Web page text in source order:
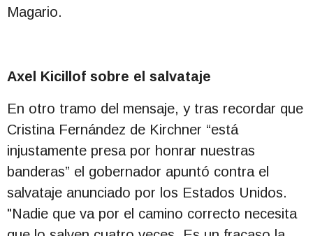
Magario.
Axel Kicillof sobre el salvataje
En otro tramo del mensaje, y tras recordar que
Cristina Fernández de Kirchner “está
injustamente presa por honrar nuestras
banderas” el gobernador apuntó contra el
salvataje anunciado por los Estados Unidos.
"Nadie que va por el camino correcto necesita